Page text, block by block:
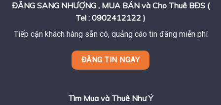
ĐĂNG SANG NHƯỢNG , MUA BÁN và Cho Thuê BĐS (
Tel : 0902412122 )
Tiếp cận khách hàng sẵn có, quảng cáo tin đăng miễn phí
ĐĂNG TIN NGAY
Tìm Mua và Thuê Như Ý